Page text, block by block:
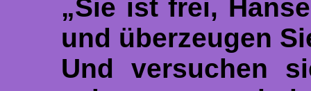
„Sie ist frei,
und überzeugen
Und versuchen